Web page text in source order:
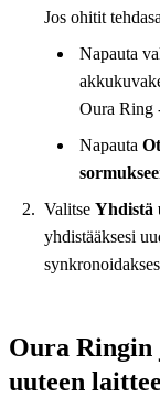
Jos ohitit
Napauta
Oura Ring
Napauta
Valitse Yhdistä
yhdistääksesi
Oura
uuteen